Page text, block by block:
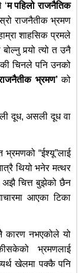
‘म पहिलो राजनैतिक
राजनैतीक भ्रमण
शाहसिक प्रमले
पर्‍यो त्यो त उनै
चिनले पनि उनको
भ्रमण’को
दूध, असली दूध वा
भ्रमणको “ईश्यू”लाई
थियो भनेर मत्थर
अझै चित्त बुझेको छैन
आएका टिका
कारण नभएकोले यो
भ्रमणलाई
खेलमा पक्कै पनि